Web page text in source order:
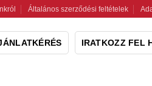
Általános szerződési feltételek
IRATKOZZ FEL